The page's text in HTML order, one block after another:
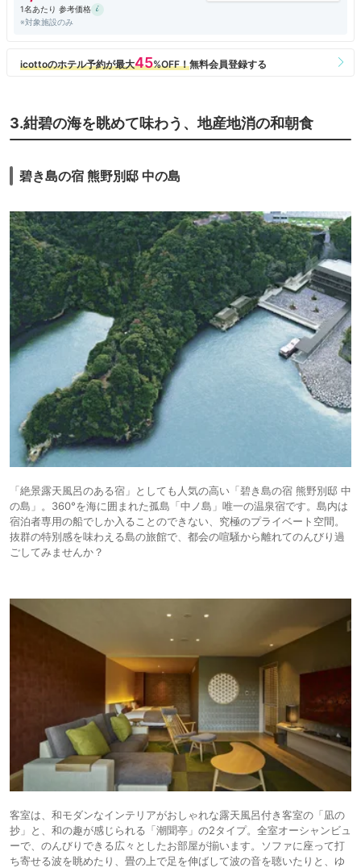
1名あたり 参考価格
※対象施設のみ
3.紺碧の海を眺めて味わう、地産地消の和朝食
碧き島の宿 熊野別邸 中の島
「絶景露天風呂のある宿」としても人気の高い「碧き島の宿 熊野別邸 中
の島」。360°を海に囲まれた孤島「中ノ島」唯一の温泉宿です。島内は
宿泊者専用の船でしか入ることのできない、究極のプライベート空間。
抜群の特別感を味わえる島の旅館で、都会の喧騒から離れてのんびり過
ごしてみませんか？
客室は、和モダンなインテリアがおしゃれな露天風呂付き客室の「凪の
抄」と、和の趣が感じられる「潮聞亭」の2タイプ。全室オーシャンビュ
ーで、のんびりできる広々としたお部屋が揃います。ソファに座って打
ち寄せる波を眺めたり、畳の上で足を伸ばして波の音を聴いたりと、ゆ